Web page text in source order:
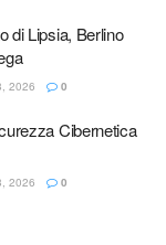
di Lipsia, Berlino
2026 0
Cibernetica
2026 0